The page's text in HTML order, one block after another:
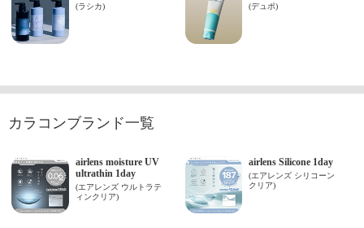
カラコンブランド一覧